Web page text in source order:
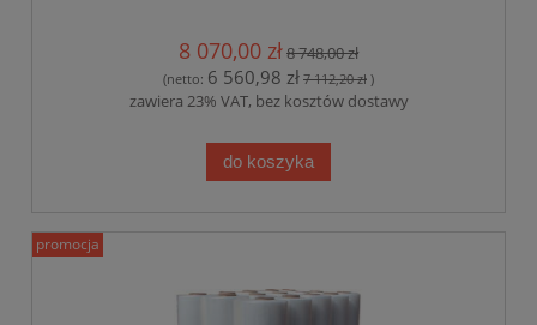
8 070,00 zł8 748,00 zł
(netto: 6 560,98 zł 7 112,20 zł )
zawiera 23% VAT, bez kosztów dostawy
do koszyka
promocja